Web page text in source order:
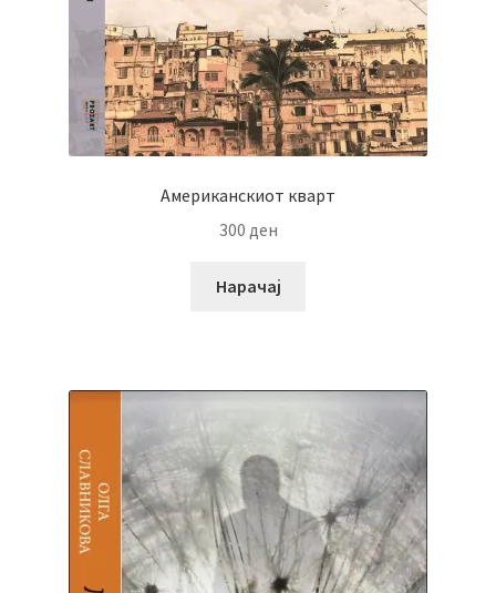
Американскиот кварт
300 ден
Нарачај